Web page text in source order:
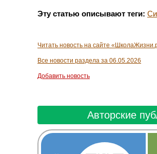
Эту статью описывают теги:
Читать новость на сайте
Все новости раздела за 06.05.2026
Добавить новость
Авторские
Smi24.net